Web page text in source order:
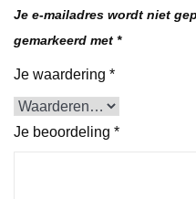
Je e-mailadres wordt niet
gemarkeerd met *
Je waardering *
Je beoordeling *